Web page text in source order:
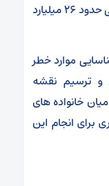
حوزه ژنتیک سلب گذشته رقمی حدود ۲۶ میلیارد
موارد خطر
و ترسیم نقشه
خانواده های
برای انجام این